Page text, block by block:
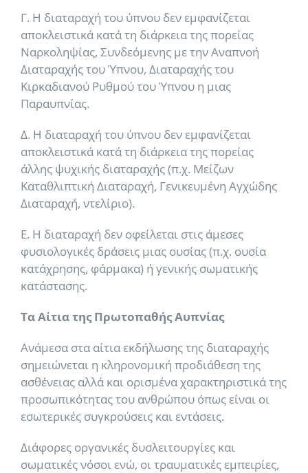
Γ. Η διαταραχή του ύπνου δεν εμφανίζεται
αποκλειστικά κατά τη διάρκεια της πορείας
Ναρκοληψίας, Συνδεόμενης με την Αναπνοή
Διαταραχής του Ύπνου, Διαταραχής του
Κιρκαδιανού Ρυθμού του Ύπνου η μιας
Παραυπνίας.
Δ. Η διαταραχή του ύπνου δεν εμφανίζεται
αποκλειστικά κατά τη διάρκεια της πορείας
άλλης ψυχικής διαταραχής (π.χ. Μείζων
Καταθλιπτική Διαταραχή, Γενικευμένη Αγχώδης
Διαταραχή, ντελίριο).
Ε. Η διαταραχή δεν οφείλεται στις άμεσες
φυσιολογικές δράσεις μιας ουσίας (π.χ. ουσία
κατάχρησης, φάρμακα) ή γενικής σωματικής
κατάστασης.
Τα Αίτια της Πρωτοπαθής Αυπνίας
Ανάμεσα στα αίτια εκδήλωσης της διαταραχής
σημειώνεται η κληρονομική προδιάθεση της
ασθένειας αλλά και ορισμένα χαρακτηριστικά της
προσωπικότητας του ανθρώπου όπως είναι οι
εσωτερικές συγκρούσεις και εντάσεις.
Διάφορες οργανικές δυσλειτουργίες και
σωματικές νόσοι ενώ, οι τραυματικές εμπειρίες,